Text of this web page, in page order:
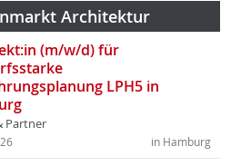
Architektur
(m/w/d) für
LPH5 in
Partner
in Hamburg